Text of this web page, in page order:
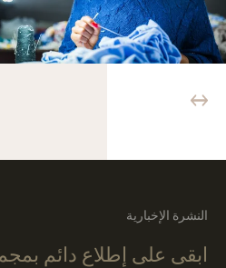
النشرة الإخبارية
ابقى على إطلاع دائم